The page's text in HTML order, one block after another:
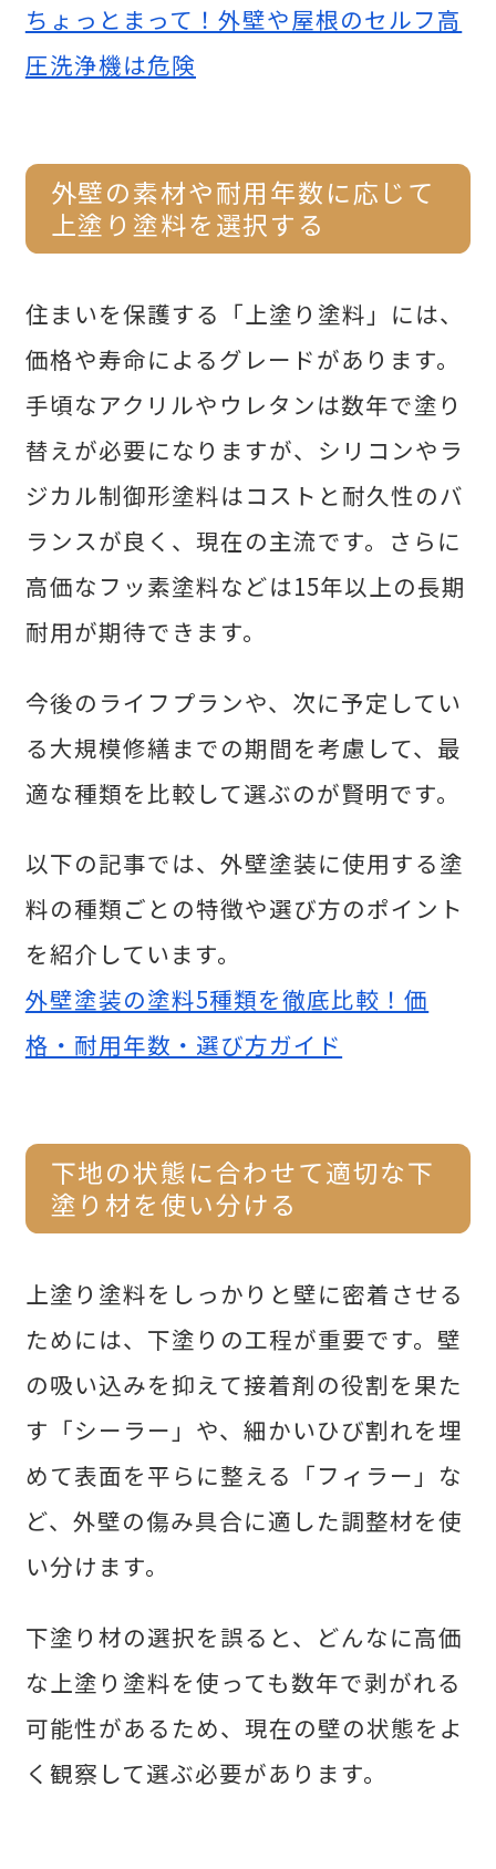
ちょっとまって！外壁や屋根のセルフ高
圧洗浄機は危険
外壁の素材や耐用年数に応じて
上塗り塗料を選択する
住まいを保護する「上塗り塗料」には、
価格や寿命によるグレードがあります。
手頃なアクリルやウレタンは数年で塗り
替えが必要になりますが、シリコンやラ
ジカル制御形塗料はコストと耐久性のバ
ランスが良く、現在の主流です。さらに
高価なフッ素塗料などは15年以上の長期
耐用が期待できます。
今後のライフプランや、次に予定してい
る大規模修繕までの期間を考慮して、最
適な種類を比較して選ぶのが賢明です。
以下の記事では、外壁塗装に使用する塗
料の種類ごとの特徴や選び方のポイント
を紹介しています。
外壁塗装の塗料5種類を徹底比較！価
格・耐用年数・選び方ガイド
下地の状態に合わせて適切な下
塗り材を使い分ける
上塗り塗料をしっかりと壁に密着させる
ためには、下塗りの工程が重要です。壁
の吸い込みを抑えて接着剤の役割を果た
す「シーラー」や、細かいひび割れを埋
めて表面を平らに整える「フィラー」な
ど、外壁の傷み具合に適した調整材を使
い分けます。
下塗り材の選択を誤ると、どんなに高価
な上塗り塗料を使っても数年で剥がれる
可能性があるため、現在の壁の状態をよ
く観察して選ぶ必要があります。